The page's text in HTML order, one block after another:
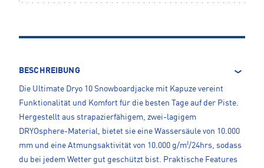
BESCHREIBUNG
Die Ultimate Dryo 10 Snowboardjacke mit Kapuze vereint
Funktionalität und Komfort für die besten Tage auf der Piste.
Hergestellt aus strapazierfähigem, zwei-lagigem
DRYOsphere-Material, bietet sie eine Wassersäule von 10.000
mm und eine Atmungsaktivität von 10.000 g/m²/24hrs, sodass
du bei jedem Wetter gut geschützt bist. Praktische Features